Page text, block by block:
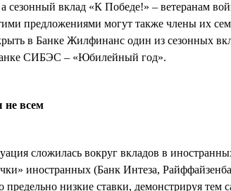
сезонный вклад «К Победе!» – ветеранам
предложениями могут также члены их
в Банке Жилфинанс один из сезонных
СИБЭС – «Юбилейный год».
всем
сложилась вокруг вкладов в
иностранных (Банк Интеза,
предельно низкие ставки, демонстрируя тем